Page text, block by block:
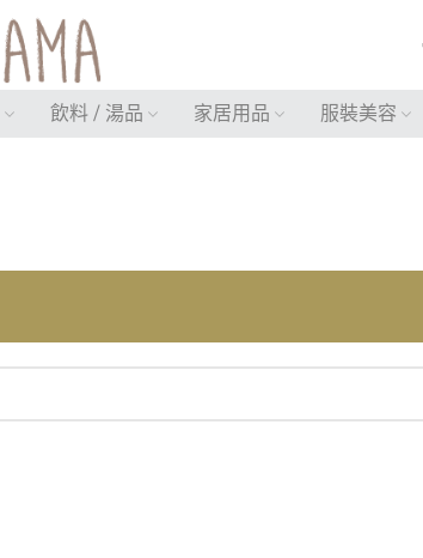
飲料 / 湯品 家居用品 服裝美容